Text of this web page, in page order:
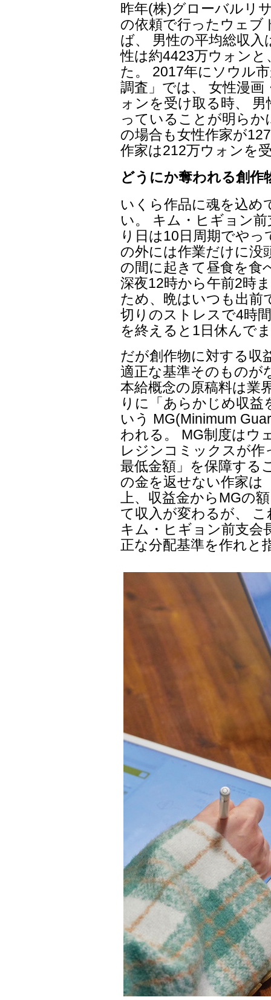
昨年(株)グローバルリ
の依頼で行ったウェブ
ば、 男性の平均総収
性は約4423万ウォン
た。 2017年にソウル
調査」では、 女性漫
ォンを受け取る時、
っていることが明ら
の場合も女性作家が
作家は212万ウォンを
どうにか奪われる創作
いくら作品に魂を込め
い。 キム・ヒギョン
り日は10日周期でや
の外には作業だけに没
の間に起きて昼食を食
深夜12時から午前2時
ため、晩はいつも出前
切りのストレスで4時
を終えると1日休んで
だが創作物に対する収
適正な基準そのものが
本給概念の原稿料は業
りに「あらかじめ収益
いう MG(Minimum
われる。 MG制度はウ
レジンコミックスが作
最低金額」を保障する
の金を返せない作家は
上、収益金からMGの
て収入が変わるが、
キム・ヒギョン前支会
正な分配基準を作れと